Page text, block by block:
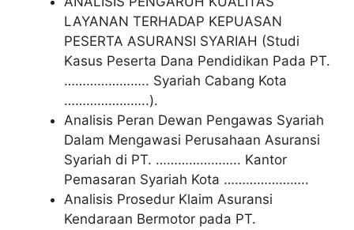
LAYANAN TERHADAP KEPUASAN
PESERTA ASURANSI SYARIAH (Studi
Kasus Peserta Dana Pendidikan Pada PT.
………………….. Syariah Cabang Kota
…………………..).
Analisis Peran Dewan Pengawas Syariah
Dalam Mengawasi Perusahaan Asuransi
Syariah di PT. ………………….. Kantor
Pemasaran Syariah Kota …………………..
Analisis Prosedur Klaim Asuransi
Kendaraan Bermotor pada PT.